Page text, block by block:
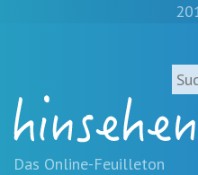
springen
(Accesskey
'1')Zur
Das Online-Feuilleton